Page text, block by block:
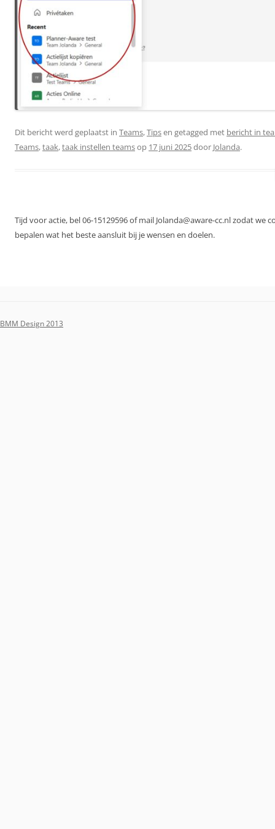
Dit bericht werd geplaatst in Teams,Tipsen getagged met bericht in
Teams,taak,taak instellen teamsop 17 juni 2025door Jolanda.
Tijd voor actie, bel 06-15129596 of mail Jolanda@aware-cc.nl zodat we
bepalen wat het beste aansluit bij je wensen en doelen.
BMM Design 2013